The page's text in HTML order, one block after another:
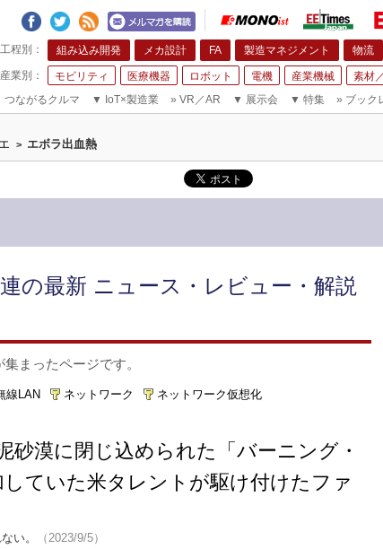
組み込み開発 メカ設計 FA 製造マネジメント 物流
モビリティ 医療機器 ロボット 電機 産業機械 素材
つながるクルマ ▼ IoT×製造業 » VR／AR ▼ 展示会 ▼ 特集 » ブック
エ > エボラ出血熱
の最新 ニュース・レビュー・解説
まったページです。
線LAN ネットワーク ネットワーク仮想化
砂漠に閉じ込められた「バーニング・
ていた米タレントが駆け付けたファ
い。 （2023/9/5）